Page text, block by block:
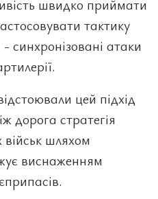
швидко приймати
тактику
- синхронізовані атаки
цей підхід
дорога стратегія
військ шляхом
виснаженням